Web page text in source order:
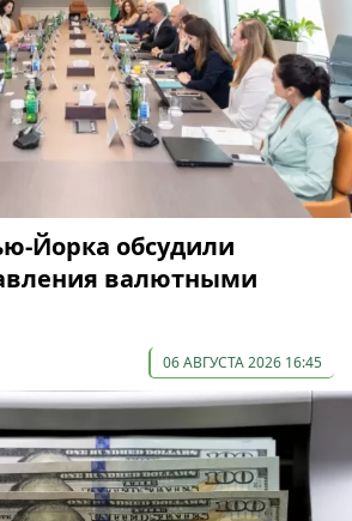
Йорка обсудили
валютными
06 АВГУСТА 2026 16:45